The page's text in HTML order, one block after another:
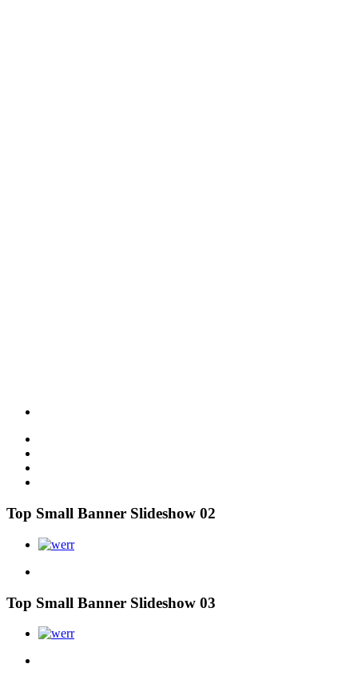
Top Small Banner Slideshow 02
Top Small Banner Slideshow 03